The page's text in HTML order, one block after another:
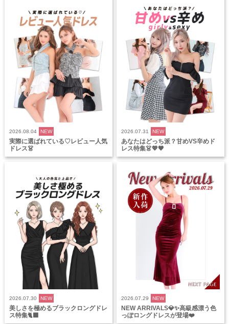
2026.08.04 NEW
実際に選ばれている♡レビュー人気
ドレス👗
2026.07.31 NEW
あなたはどっち派？甘めVS辛めド
レス特集👗💖🖤
2026.07.30 NEW
美しさを極めるブラックロングドレ
ス特集🐈‍⬛
2026.07.29 NEW
NEW ARRIVALS💎✨高級感漂う色
っぽロングドレスが登場❤️